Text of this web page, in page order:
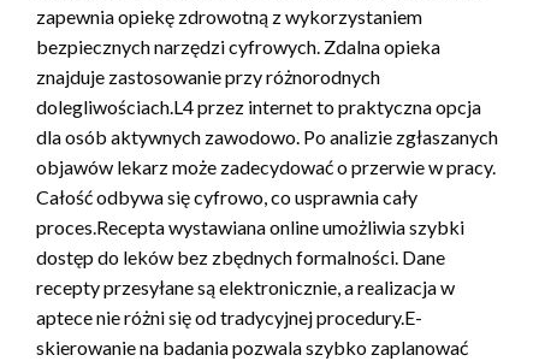
zapewnia opiekę zdrowotną z wykorzystaniem
bezpiecznych narzędzi cyfrowych. Zdalna opieka
znajduje zastosowanie przy różnorodnych
dolegliwościach.L4 przez internet to praktyczna opcja
dla osób aktywnych zawodowo. Po analizie zgłaszanych
objawów lekarz może zadecydować o przerwie w pracy.
Całość odbywa się cyfrowo, co usprawnia cały
proces.Recepta wystawiana online umożliwia szybki
dostęp do leków bez zbędnych formalności. Dane
recepty przesyłane są elektronicznie, a realizacja w
aptece nie różni się od tradycyjnej procedury.E-
skierowanie na badania pozwala szybko zaplanować